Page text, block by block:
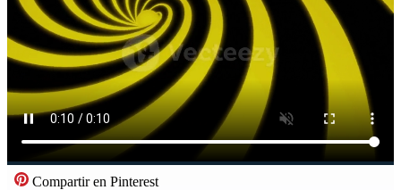
Compartir en Pinterest